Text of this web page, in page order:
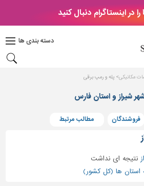
را در اینستاگرام دنبال کنید
دسته بندی ها
مکانیکی پله و رمپ برقی
شیراز و استان فارس
فروشندگان مطالب مرتبط
نتیجه ای نداشت
استان ها (کل کشور)